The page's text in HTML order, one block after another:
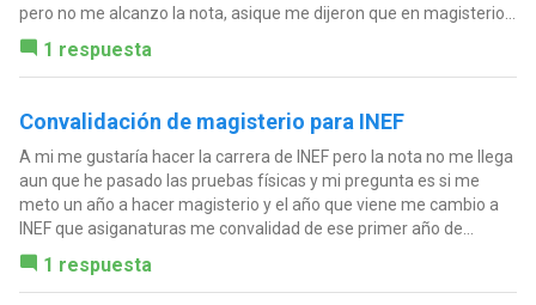
pero no me alcanzo la nota, asique me dijeron que en magisterio...
1 respuesta
Convalidación de magisterio para INEF
A mi me gustaría hacer la carrera de INEF pero la nota no me llega
aun que he pasado las pruebas físicas y mi pregunta es si me
meto un año a hacer magisterio y el año que viene me cambio a
INEF que asiganaturas me convalidad de ese primer año de...
1 respuesta